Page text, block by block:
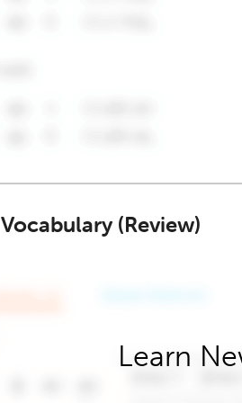
Vocabulary (Review)
Learn